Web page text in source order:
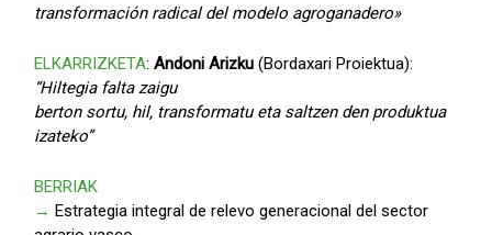
transformación radical del modelo agroganadero»
ELKARRIZKETA: Andoni Arizku (Bordaxari Proiektua):
“Hiltegia falta zaigu
berton sortu, hil, transformatu eta saltzen den produktua
izateko”
BERRIAK
→ Estrategia integral de relevo generacional del sector